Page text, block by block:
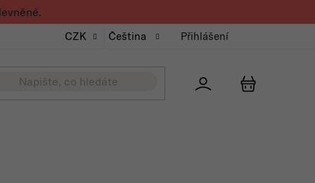
CZK Čeština Přihlášení